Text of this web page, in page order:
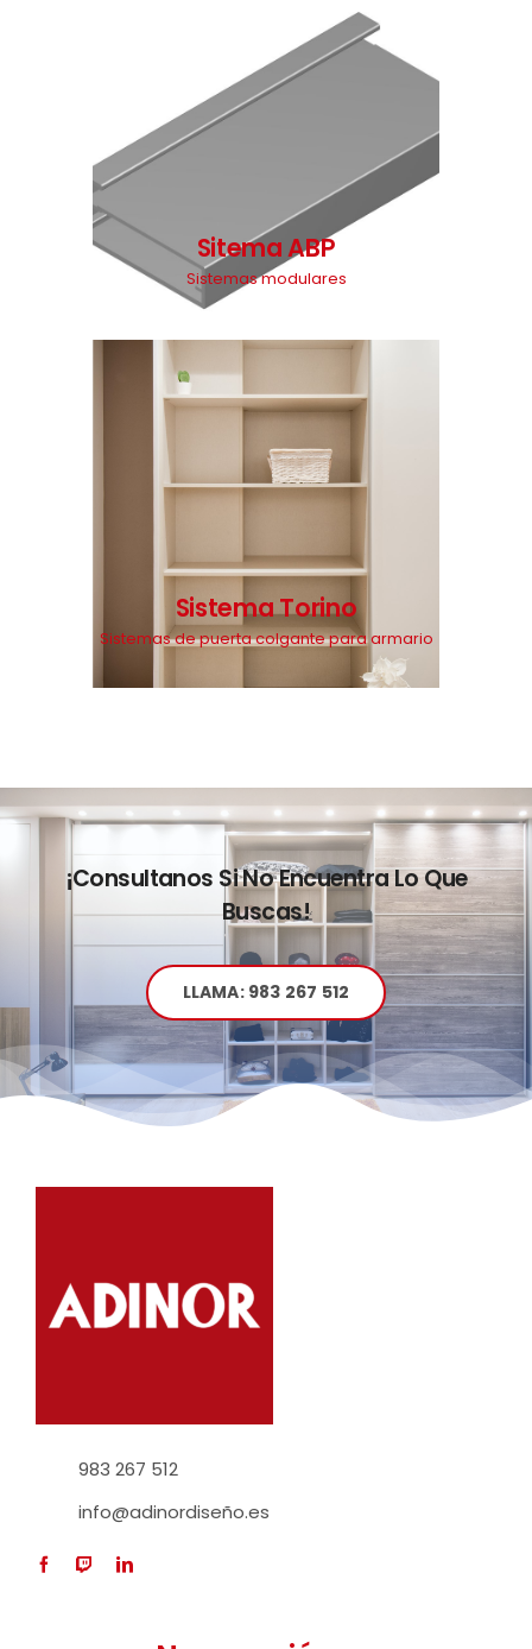
Sitema ABP
Sistemas modulares
Sistema Torino
Sistemas de puerta colgante para armario
¡Consultanos Si No Encuentra Lo Que
Buscas!
LLAMA: 983 267 512
983 267 512
info@adinordiseño.es